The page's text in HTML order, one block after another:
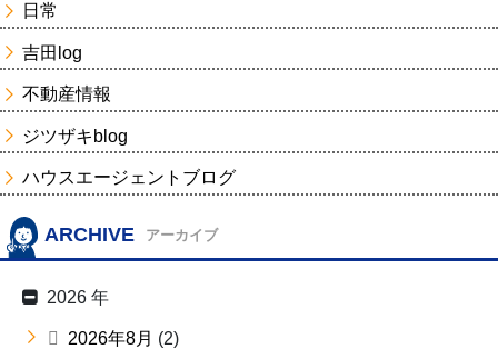
日常
吉田log
不動産情報
ジツザキblog
ハウスエージェントブログ
ARCHIVE アーカイブ
2026 年
2026年8月 (2)